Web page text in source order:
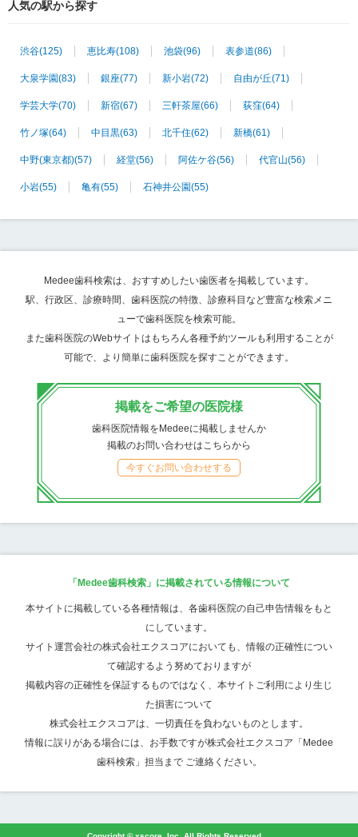
人気の駅から探す
渋谷(125) 恵比寿(108) 池袋(96) 表参道(86)
大泉学園(83) 銀座(77) 新小岩(72) 自由が丘(71)
学芸大学(70) 新宿(67) 三軒茶屋(66) 荻窪(64)
竹ノ塚(64) 中目黒(63) 北千住(62) 新橋(61)
中野(東京都)(57) 経堂(56) 阿佐ケ谷(56) 代官山(56)
小岩(55) 亀有(55) 石神井公園(55)
Medee歯科検索は、おすすめしたい歯医者を掲載しています。
駅、行政区、診療時間、歯科医院の特徴、診療科目など豊富な検索メニ
ューで歯科医院を検索可能。
また歯科医院のWebサイトはもちろん各種予約ツールも利用することが
可能で、より簡単に歯科医院を探すことができます。
掲載をご希望の医院様
歯科医院情報をMedeeに掲載しませんか
掲載のお問い合わせはこちらから
今すぐお問い合わせする
「Medee歯科検索」に掲載されている情報について
本サイトに掲載している各種情報は、各歯科医院の自己申告情報をもと
にしています。
サイト運営会社の株式会社エクスコアにおいても、情報の正確性につい
て確認するよう努めておりますが
掲載内容の正確性を保証するものではなく、本サイトご利用により生じ
た損害について
株式会社エクスコアは、一切責任を負わないものとします。
情報に誤りがある場合には、お手数ですが株式会社エクスコア「Medee
歯科検索」担当まで ご連絡ください。